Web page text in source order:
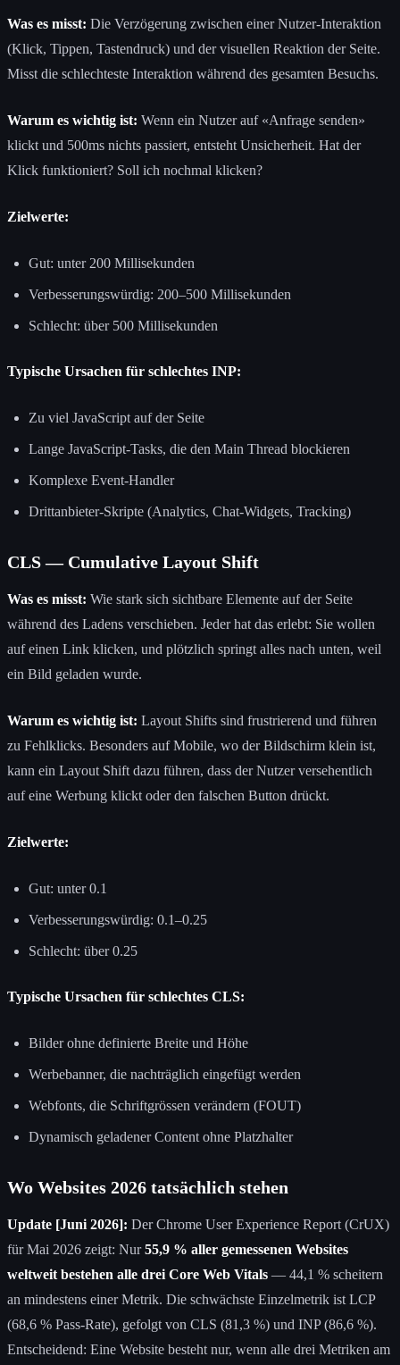
Was es misst: Die Verzögerung zwischen einer Nutzer-Interaktion
(Klick, Tippen, Tastendruck) und der visuellen Reaktion der Seite.
Misst die schlechteste Interaktion während des gesamten Besuchs.
Warum es wichtig ist: Wenn ein Nutzer auf «Anfrage senden»
klickt und 500ms nichts passiert, entsteht Unsicherheit. Hat der
Klick funktioniert? Soll ich nochmal klicken?
Zielwerte:
Gut: unter 200 Millisekunden
Verbesserungswürdig: 200–500 Millisekunden
Schlecht: über 500 Millisekunden
Typische Ursachen für schlechtes INP:
Zu viel JavaScript auf der Seite
Lange JavaScript-Tasks, die den Main Thread blockieren
Komplexe Event-Handler
Drittanbieter-Skripte (Analytics, Chat-Widgets, Tracking)
CLS — Cumulative Layout Shift
Was es misst: Wie stark sich sichtbare Elemente auf der Seite
während des Ladens verschieben. Jeder hat das erlebt: Sie wollen
auf einen Link klicken, und plötzlich springt alles nach unten, weil
ein Bild geladen wurde.
Warum es wichtig ist: Layout Shifts sind frustrierend und führen
zu Fehlklicks. Besonders auf Mobile, wo der Bildschirm klein ist,
kann ein Layout Shift dazu führen, dass der Nutzer versehentlich
auf eine Werbung klickt oder den falschen Button drückt.
Zielwerte:
Gut: unter 0.1
Verbesserungswürdig: 0.1–0.25
Schlecht: über 0.25
Typische Ursachen für schlechtes CLS:
Bilder ohne definierte Breite und Höhe
Werbebanner, die nachträglich eingefügt werden
Webfonts, die Schriftgrössen verändern (FOUT)
Dynamisch geladener Content ohne Platzhalter
Wo Websites 2026 tatsächlich stehen
Update [Juni 2026]: Der Chrome User Experience Report (CrUX)
für Mai 2026 zeigt: Nur55,9 % aller gemessenen Websites
weltweit bestehen alle drei Core Web Vitals — 44,1 % scheitern
an mindestens einer Metrik. Die schwächste Einzelmetrik ist LCP
(68,6 % Pass-Rate), gefolgt von CLS (81,3 %) und INP (86,6 %).
Entscheidend: Eine Website besteht nur, wenn alle drei Metriken am